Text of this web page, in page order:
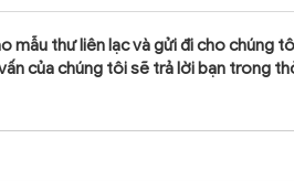
mẫu thư liên lạc và gửi đi cho chúng
của chúng tôi sẽ trả lời bạn trong